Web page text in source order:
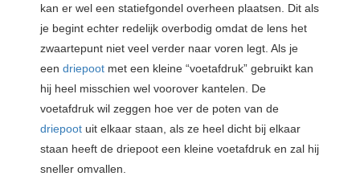
kan er wel een statiefgondel overheen plaatsen. Dit als
je begint echter redelijk overbodig omdat de lens het
zwaartepunt niet veel verder naar voren legt. Als je
een driepoot met een kleine “voetafdruk” gebruikt kan
hij heel misschien wel voorover kantelen. De
voetafdruk wil zeggen hoe ver de poten van de
driepoot uit elkaar staan, als ze heel dicht bij elkaar
staan heeft de driepoot een kleine voetafdruk en zal hij
sneller omvallen.